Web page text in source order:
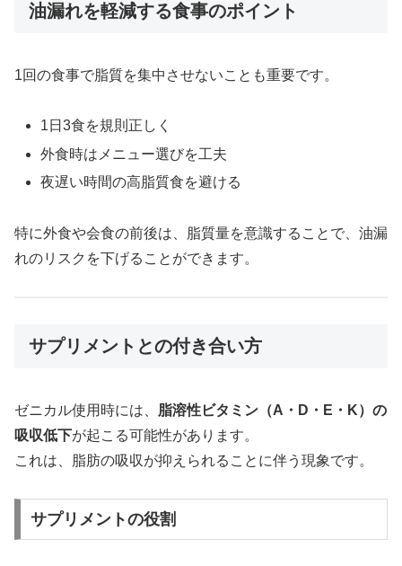
油漏れを軽減する食事のポイント
1回の食事で脂質を集中させないことも重要です。
1日3食を規則正しく
外食時はメニュー選びを工夫
夜遅い時間の高脂質食を避ける
特に外食や会食の前後は、脂質量を意識することで、油漏
れのリスクを下げることができます。
サプリメントとの付き合い方
ゼニカル使用時には、 脂溶性ビタミン（A・D・E・K）の
吸収低下が起こる可能性があります。
これは、脂肪の吸収が抑えられることに伴う現象です。
サプリメントの役割